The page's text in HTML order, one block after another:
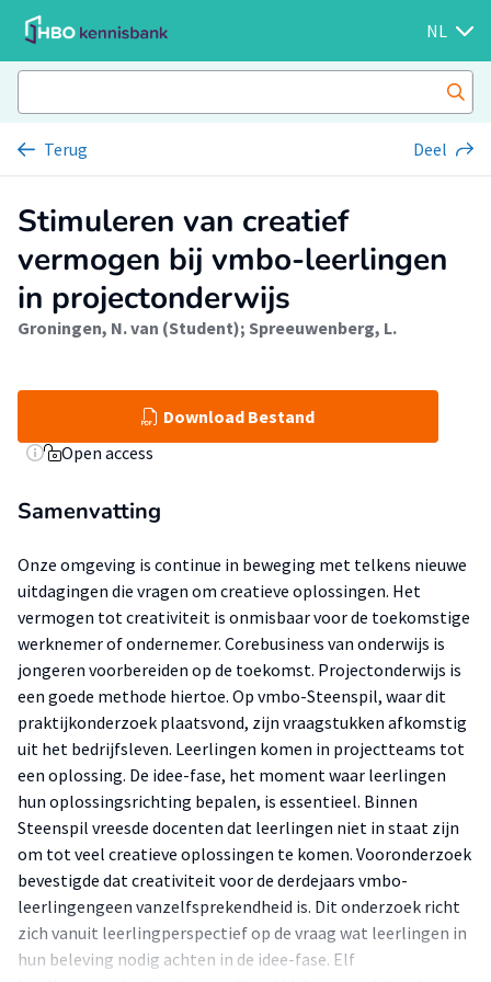
NL
Terug Deel
Stimuleren van creatief
vermogen bij vmbo-leerlingen
in projectonderwijs
Groningen, N. van (Student); Spreeuwenberg, L.
Download Bestand
Open access
Samenvatting
Onze omgeving is continue in beweging met telkens nieuwe
uitdagingen die vragen om creatieve oplossingen. Het
vermogen tot creativiteit is onmisbaar voor de toekomstige
werknemer of ondernemer. Corebusiness van onderwijs is
jongeren voorbereiden op de toekomst. Projectonderwijs is
een goede methode hiertoe. Op vmbo-Steenspil, waar dit
praktijkonderzoek plaatsvond, zijn vraagstukken afkomstig
uit het bedrijfsleven. Leerlingen komen in projectteams tot
een oplossing. De idee-fase, het moment waar leerlingen
hun oplossingsrichting bepalen, is essentieel. Binnen
Steenspil vreesde docenten dat leerlingen niet in staat zijn
om tot veel creatieve oplossingen te komen. Vooronderzoek
bevestigde dat creativiteit voor de derdejaars vmbo-
leerlingengeen vanzelfsprekendheid is. Dit onderzoek richt
zich vanuit leerlingperspectief op de vraag wat leerlingen in
hun beleving nodig achten in de idee-fase. Elf